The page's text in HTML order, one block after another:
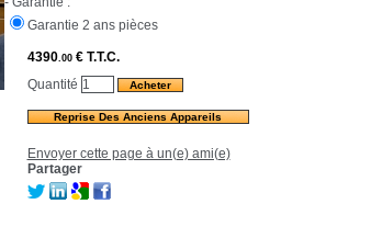
Garantie 2 ans pièces
4390.00€ T.T.C.
Quantité
Reprise Des Anciens Appareils
Envoyer cette page à un(e) ami(e)
Partager